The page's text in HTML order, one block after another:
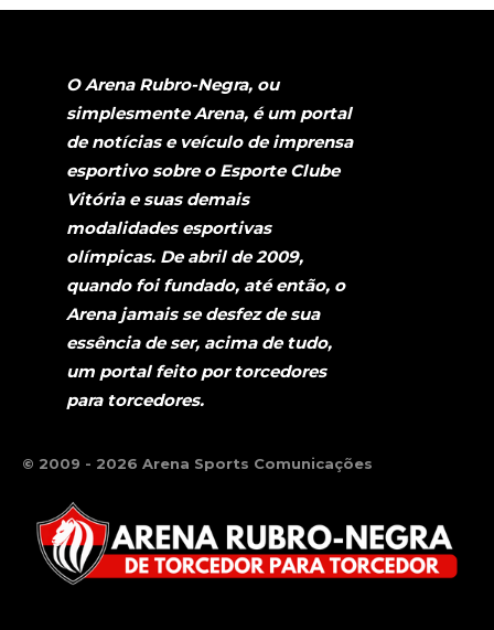
O Arena Rubro-Negra, ou
simplesmente Arena, é um portal
de notícias e veículo de imprensa
esportivo sobre o Esporte Clube
Vitória e suas demais
modalidades esportivas
olímpicas. De abril de 2009,
quando foi fundado, até então, o
Arena jamais se desfez de sua
essência de ser, acima de tudo,
um portal feito por torcedores
para torcedores.
© 2009 - 2026 Arena Sports Comunicações